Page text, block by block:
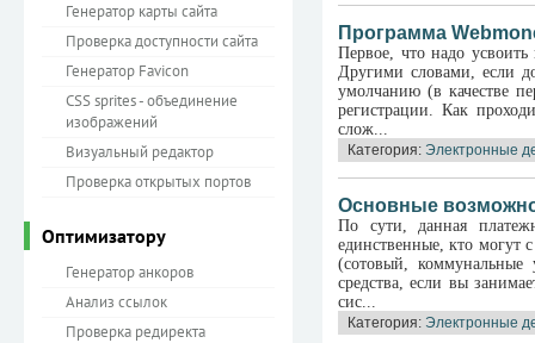
Генератор карты сайта
Проверка доступности сайта
Генератор Favicon
CSS sprites - объединение
изображений
Визуальный редактор
Проверка открытых портов
Оптимизатору
Генератор анкоров
Анализ ссылок
Проверка редиректа
Программа
Первое, что надо усвоить
Другими словами, если
умолчанию (в качестве
регистрации. Как
слож...
Категория: Электронные
Основные
По сути, данная
единственные, кто могут
(сотовый, коммунальные
средства, если вы
сис...
Категория: Электронные